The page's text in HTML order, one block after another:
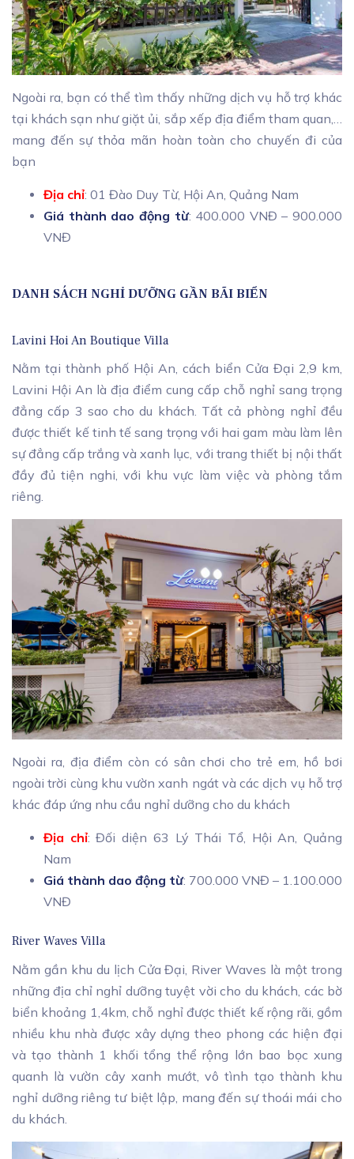
Ngoài ra, bạn có thể tìm thấy những dịch vụ hỗ trợ khác
tại khách sạn như giặt ủi, sắp xếp địa điểm tham quan,…
mang đến sự thỏa mãn hoàn toàn cho chuyến đi của
bạn
Địa chỉ: 01 Đào Duy Từ, Hội An, Quảng Nam
Giá thành dao động từ: 400.000 VNĐ – 900.000
VNĐ
DANH SÁCH NGHỈ DƯỠNG GẦN BÃI BIỂN
Lavini Hoi An Boutique Villa
Nằm tại thành phố Hội An, cách biển Cửa Đại 2,9 km,
Lavini Hội An là địa điểm cung cấp chỗ nghỉ sang trọng
đẳng cấp 3 sao cho du khách. Tất cả phòng nghỉ đều
được thiết kế tinh tế sang trọng với hai gam màu làm lên
sự đẳng cấp trắng và xanh lục, với trang thiết bị nội thất
đầy đủ tiện nghi, với khu vực làm việc và phòng tắm
riêng.
Ngoài ra, địa điểm còn có sân chơi cho trẻ em, hồ bơi
ngoài trời cùng khu vườn xanh ngát và các dịch vụ hỗ trợ
khác đáp ứng nhu cầu nghỉ dưỡng cho du khách
Địa chỉ: Đối diện 63 Lý Thái Tổ, Hội An, Quảng
Nam
Giá thành dao động từ: 700.000 VNĐ – 1.100.000
VNĐ
River Waves Villa
Nằm gần khu du lịch Cửa Đại, River Waves là một trong
những địa chỉ nghỉ dưỡng tuyệt vời cho du khách, các bờ
biển khoảng 1,4km, chỗ nghỉ được thiết kế rộng rãi, gồm
nhiều khu nhà được xây dựng theo phong các hiện đại
và tạo thành 1 khối tổng thể rộng lớn bao bọc xung
quanh là vườn cây xanh mướt, vô tình tạo thành khu
nghỉ dưỡng riêng tư biệt lập, mang đến sự thoái mái cho
du khách.